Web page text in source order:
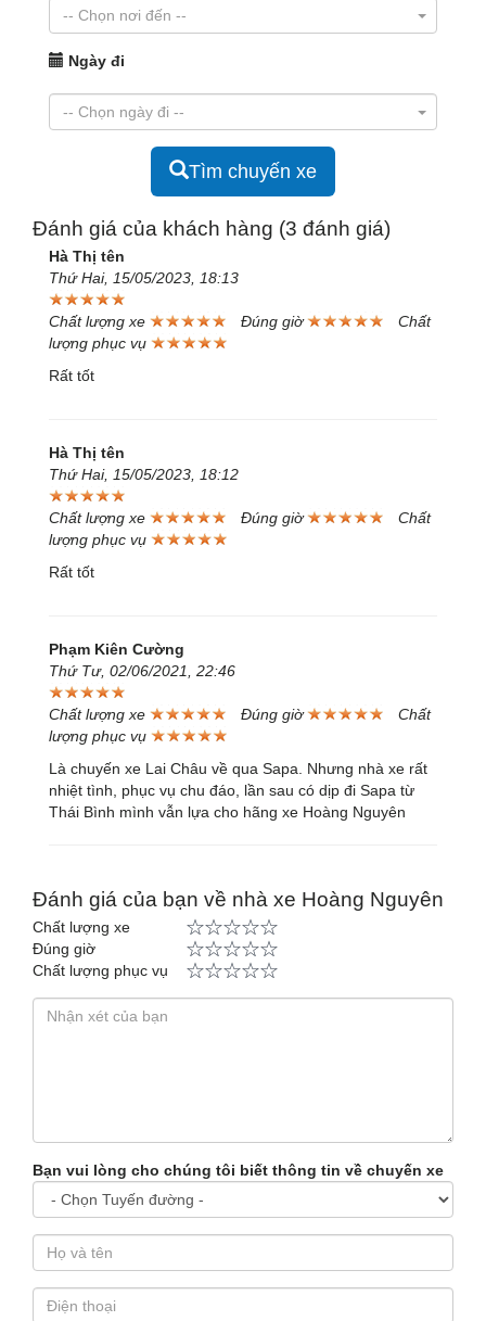
Ngày đi
Tìm chuyến xe
Đánh giá của khách hàng (3 đánh giá)
Hà Thị tên
Thứ Hai, 15/05/2023, 18:13
Chất lượng xe Đúng giờ
Chất
lượng phục vụ
Rất tốt
Hà Thị tên
Thứ Hai, 15/05/2023, 18:12
Chất lượng xe Đúng giờ
Chất
lượng phục vụ
Rất tốt
Phạm Kiên Cường
Thứ Tư, 02/06/2021, 22:46
Chất lượng xe Đúng giờ
Chất
lượng phục vụ
Là chuyến xe Lai Châu về qua Sapa. Nhưng nhà xe rất
nhiệt tình, phục vụ chu đáo, lần sau có dịp đi Sapa từ
Thái Bình mình vẫn lựa cho hãng xe Hoàng Nguyên
Đánh giá của bạn về nhà xe Hoàng Nguyên
Chất lượng xe
Đúng giờ
Chất lượng phục vụ
Bạn vui lòng cho chúng tôi biết thông tin về chuyến xe